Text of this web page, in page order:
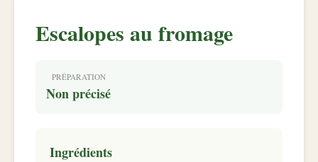
Escalopes au fromage
PRÉPARATION
Non précisé
Ingrédients